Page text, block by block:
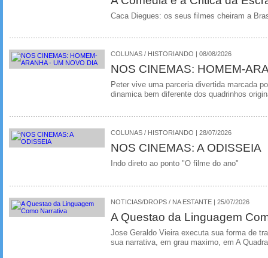
Caca Diegues: os seus filmes cheiram a
COLUNAS / HISTORIANDO | 08/08/2026
NOS CINEMAS: HOMEM-
Peter vive uma parceria divertida marcada
dinamica bem diferente dos quadrinhos
COLUNAS / HISTORIANDO | 28/07/2026
NOS CINEMAS: A ODISSEIA
Indo direto ao ponto "O filme do ano"
NOTICIAS/DROPS / NA ESTANTE | 25/07/2026
A Questao da Linguagem
Jose Geraldo Vieira executa sua forma de
sua narrativa, em grau maximo, em A